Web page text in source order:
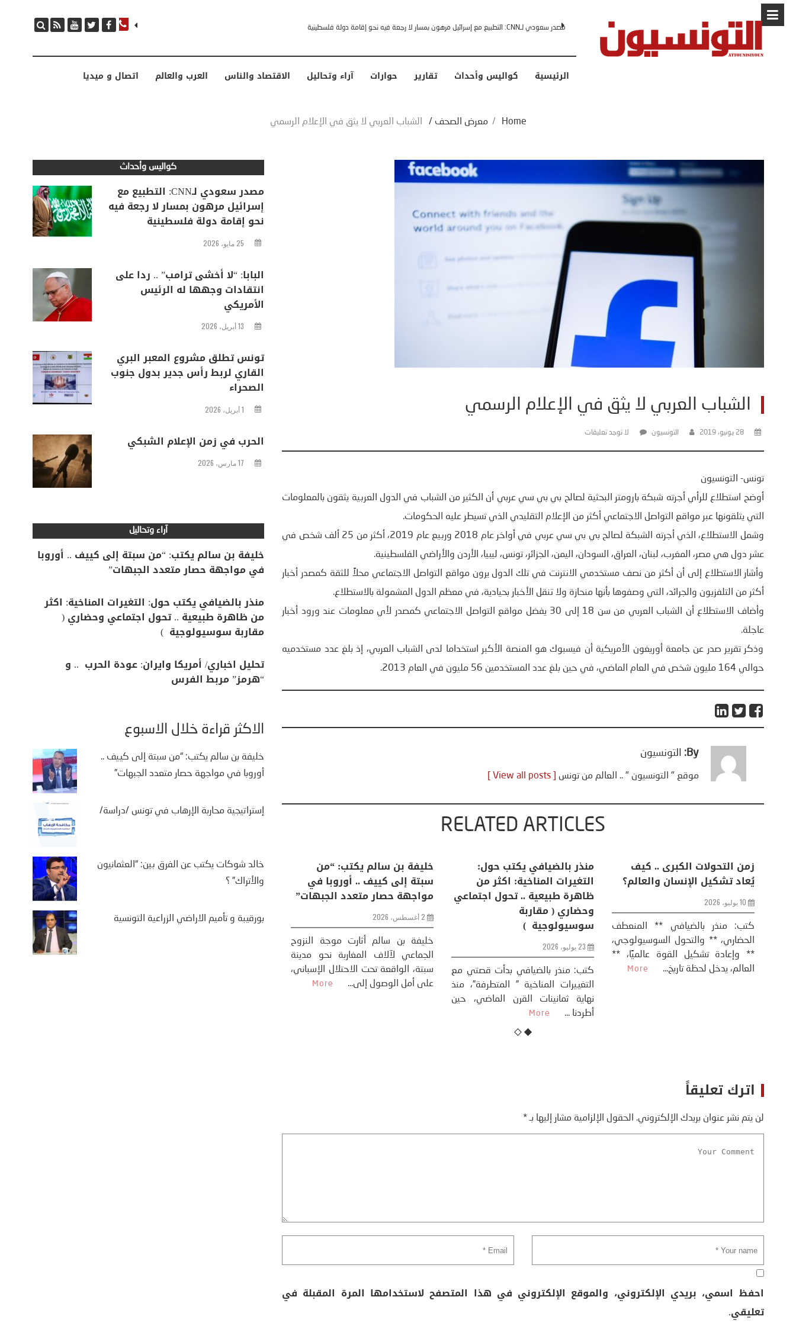
مصدر سعودي لـCNN: التطبيع مع إسرائيل مرهون بمسار لا رجعة فيه نحو إقامة دولة فلسطينية البابا: “لا أخشى ترامب” .. ردا على انتقادات وجهها له الرئيس الأمريكي
الرئيسية كواليس وأحداث تقارير حوارات آراء وتحاليل الاقتصاد والناس العرب والعالم اتصال و ميديا
Home
/ معرض الصحف / الشباب العربي لا يثق في الإعلام الرسمي
الشباب العربي لا يثق في الإعلام الرسمي
28 يونيو، 2019 التونسيون لا توجد تعليقات
تونس- التونسيون
أوضح استطلاع للرأي أجرته شبكة بارومتر البحثية لصالح بي بي سي عربي أن الكثير من الشباب في الدول العربية يثقون بالمعلومات
التي يتلقونها عبر مواقع التواصل الاجتماعي أكثر من الإعلام التقليدي الذي تسيطر عليه الحكومات.
وشمل الاستطلاع، الذي أجرته الشبكة لصالح بي بي سي عربي في أواخر عام 2018 وربيع عام 2019، أكثر من 25 ألف شخص في
عشر دول هي مصر، المغرب، لبنان، العراق، السودان، اليمن، الجزائر، تونس، ليبيا، الأردن والأراضي الفلسطينية.
وأشار الاستطلاع إلى أن أكثر من نصف مستخدمي الانترنت في تلك الدول يرون مواقع التواصل الاجتماعي محلاً للثقة كمصدر أخبار
أكثر من التلفزيون والجرائد، التي وصفوها بأنها منحازة ولا تنقل الأخبار بحيادية، في معظم الدول المشمولة بالاستطلاع.
وأضاف الاستطلاع أن الشباب العربي من سن 18 إلى 30 يفضل مواقع التواصل الاجتماعي كمصدر لأي معلومات عند ورود أخبار
عاجلة.
وذكر تقرير صدر عن جامعة أوريغون الأمريكية أن فيسبوك هو المنصة الأكبر استخداما لدى الشباب العربي، إذ بلغ عدد مستخدميه
حوالي 164 مليون شخص في العام الماضي، في حين بلغ عدد المستخدمين 56 مليون في العام 2013.
By: التونسيون
موقع " التونسيون " .. العالم من تونس [ View all posts ]
RELATED ARTICLES
خليفة بن سالم يكتب: “من
سبتة إلى كييف .. أوروبا في
مواجهة حصار متعدد الجبهات”
خليفة بن سالم أثارت موجة النزوح
الجماعي لآلاف المغاربة نحو مدينة
سبتة، الواقعة تحت الاحتلال الإسباني،
على أمل الوصول إلى...
منذر بالضيافي يكتب حول:
التغيرات المناخية: اكثر من
ظاهرة طبيعية .. تحول اجتماعي
وحضاري ( مقاربة
سوسيولوجية )
كتب: منذر بالضيافي بدأت قصتي مع
التغييرات المناخية ” المتطرفة”، منذ
نهاية ثمانينات القرن الماضي، حين
زمن التحولات الكبرى .. كيف
يُعاد تشكيل الإنسان والعالم؟
كتب: منذر بالضيافي ** المنعطف
الحضاري، ** والتحول السوسيولوجي،
** وإعادة تشكيل القوة عالميًا، **
العالم، يدخل لحظة تاريخ...
More
اخباري/ أمريكا وايران:
الحرب .. و “هرمز” مربط
– منذر بالضيافي عاد الرئيس
دونالد ترامب إلى قصف
وذلك ردا على ما اعتبره الرئيس
اترك تعليقاً
لن يتم نشر عنوان بريدك الإلكتروني. الحقول الإلزامية مشار إليها بـ*
احفظ اسمي، بريدي الإلكتروني، والموقع الإلكتروني في هذا المتصفح لاستخدامها المرة المقبلة في
تعليقي.
كواليس وأحداث
مصدر سعودي لـCNN: التطبيع مع
إسرائيل مرهون بمسار لا رجعة فيه
نحو إقامة دولة فلسطينية
25 مايو، 2026
البابا: “لا أخشى ترامب” .. ردا على
انتقادات وجهها له الرئيس
الأمريكي
13 أبريل، 2026
تونس تطلق مشروع المعبر البري
القاري لربط رأس جدير بدول جنوب
الصحراء
1 أبريل، 2026
الحرب في زمن الإعلام الشبكي
17 مارس، 2026
آراء وتحاليل
خليفة بن سالم يكتب: “من سبتة إلى كييف .. أوروبا
في مواجهة حصار متعدد الجبهات”
منذر بالضيافي يكتب حول: التغيرات المناخية: اكثر
من ظاهرة طبيعية .. تحول اجتماعي وحضاري (
مقاربة سوسيولوجية )
تحليل اخباري/ أمريكا وايران: عودة الحرب .. و
“هرمز” مربط الفرس
الأكثر قراءة خلال الأسبوع
خليفة بن سالم يكتب: “من سبتة إلى كييف ..
أوروبا في مواجهة حصار متعدد الجبهات”
إستراتيجية محاربة الإرهاب في تونس /دراسة/
خالد شوكات يكتب عن الفرق بين: “العثمانيون
والأتراك” ؟
بورقيبة و تأميم الاراضي الزراعية التونسية